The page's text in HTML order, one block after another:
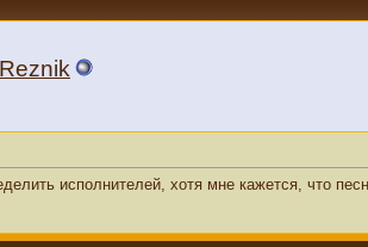
исполнителей, хотя мне кажется, что